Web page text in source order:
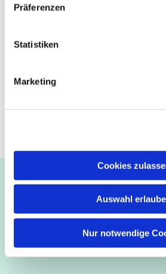
Präferenzen
Statistiken
Marketing
Cookies
Auswahl
Nur notwendige
Ev.-luth. Kirchengemeinde
Bastfelder Weg 30 - 33098
Martin-Luther–
Johannes–Lukas